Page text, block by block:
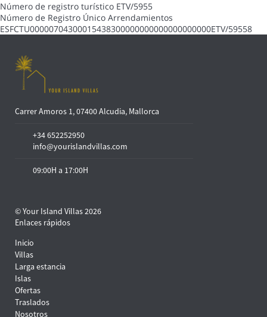
Número de registro turístico ETV/5955
Número de Registro Único Arrendamientos
ESFCTU00000704300015438300000000000000000000ETV/59558
Carrer Amoros 1, 07400 Alcudia, Mallorca
+34 652252950
info@yourislandvillas.com
09:00H a 17:00H
© Your Island Villas 2026
Enlaces rápidos
Inicio
Villas
Larga estancia
Islas
Ofertas
Traslados
Nosotros